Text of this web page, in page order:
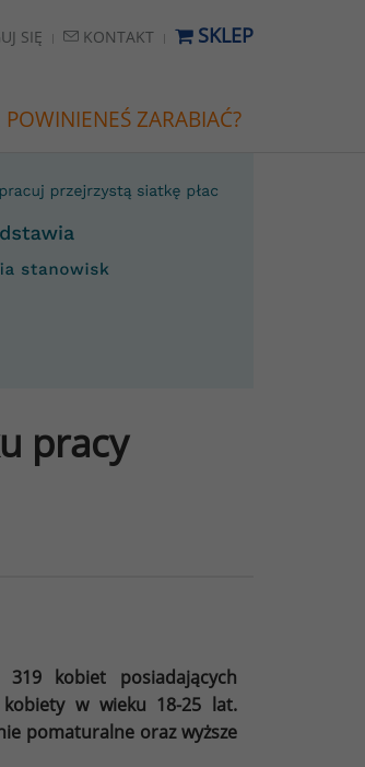
SIĘ KONTAKT SKLEP
POWINIENEŚ ZARABIAĆ?
pracy
kobiet posiadających
kobiety w wieku 18-25 lat.
pomaturalne oraz wyższe